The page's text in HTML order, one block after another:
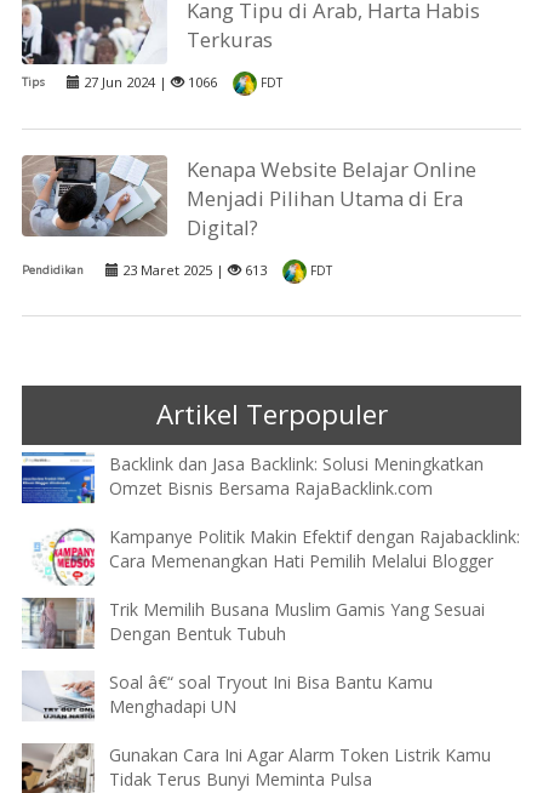
Kang Tipu di Arab, Harta Habis
Terkuras
Tips 27 Jun 2024 | 1066 FDT
Kenapa Website Belajar Online
Menjadi Pilihan Utama di Era
Digital?
Pendidikan 23 Maret 2025 | 613 FDT
Artikel Terpopuler
Backlink dan Jasa Backlink: Solusi Meningkatkan
Omzet Bisnis Bersama RajaBacklink.com
Kampanye Politik Makin Efektif dengan Rajabacklink:
Cara Memenangkan Hati Pemilih Melalui Blogger
Trik Memilih Busana Muslim Gamis Yang Sesuai
Dengan Bentuk Tubuh
Soal â€“ soal Tryout Ini Bisa Bantu Kamu
Menghadapi UN
Gunakan Cara Ini Agar Alarm Token Listrik Kamu
Tidak Terus Bunyi Meminta Pulsa